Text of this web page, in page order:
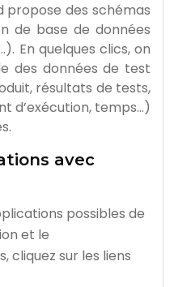
propose des schémas
de base de données
En quelques clics, on
des données de test
résultats de tests,
d’exécution, temps…)
avec
possibles de
et le
cliquez sur les liens